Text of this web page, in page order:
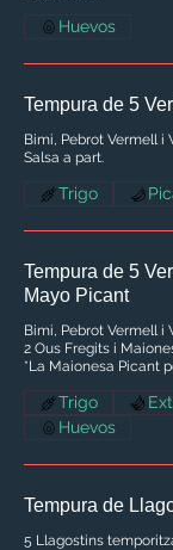
Huevos
Tempura de 5
Bimi, Pebrot Vermell i
Salsa a part.
Trigo
Tempura de 5
Mayo Picant
Bimi, Pebrot Vermell i
2 Ous Fregits i
*La Maionesa Picant
Trigo
Huevos
Tempura de
5 Llagostins